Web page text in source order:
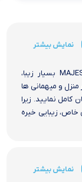
نمایش بیشتر
فنجان آکوامارین 9310 فنجان آکوامارین برند MAJESTY بسیار زیبا،
و میهمانی ها
نمایید. زیرا
زیبایی خیره
نمایش بیشتر